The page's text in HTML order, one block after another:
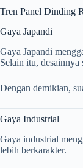
Tren Panel Dinding
Gaya Japandi
Gaya Japandi
Selain itu, desainnya
Dengan demikian,
Gaya Industrial
Gaya industrial
lebih berkarakter.